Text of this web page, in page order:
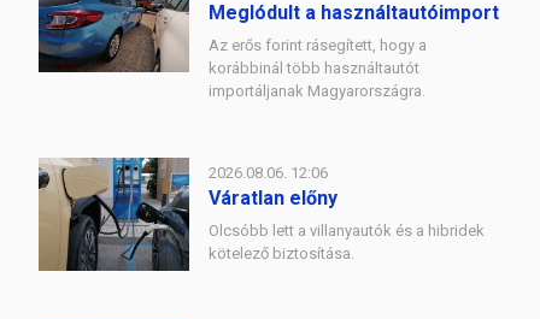
Meglódult a használtautóimport
Az erős forint rásegített, hogy a
korábbinál több használtautót
importáljanak Magyarországra.
2026.08.06. 12:06
Váratlan előny
Olcsóbb lett a villanyautók és a hibridek
kötelező biztosítása.